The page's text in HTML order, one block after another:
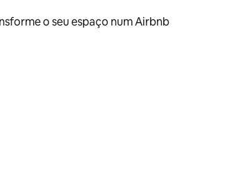
o seu espaço num Airbnb